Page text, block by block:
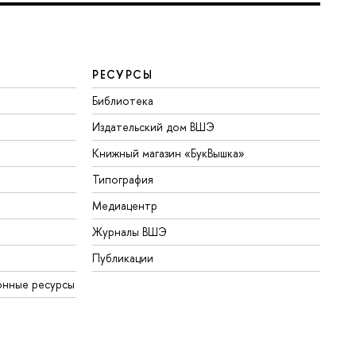
ресурсы
РЕСУРСЫ
Библиотека
Издательский дом ВШЭ
Книжный магазин «БукВышка»
Типография
Медиацентр
Журналы ВШЭ
Публикации